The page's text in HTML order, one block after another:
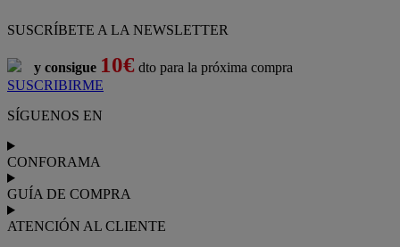
SUSCRÍBETE A LA NEWSLETTER
y consigue 10€ dto para la próxima compra
SUSCRIBIRME
SÍGUENOS EN
CONFORAMA
GUÍA DE COMPRA
ATENCIÓN AL CLIENTE